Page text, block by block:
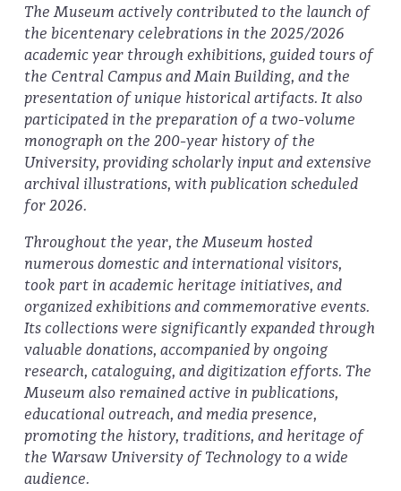
The Museum actively contributed to the launch of
the bicentenary celebrations in the 2025/2026
academic year through exhibitions, guided tours of
the Central Campus and Main Building, and the
presentation of unique historical artifacts. It also
participated in the preparation of a two-volume
monograph on the 200-year history of the
University, providing scholarly input and extensive
archival illustrations, with publication scheduled
for 2026.
Throughout the year, the Museum hosted
numerous domestic and international visitors,
took part in academic heritage initiatives, and
organized exhibitions and commemorative events.
Its collections were significantly expanded through
valuable donations, accompanied by ongoing
research, cataloguing, and digitization efforts. The
Museum also remained active in publications,
educational outreach, and media presence,
promoting the history, traditions, and heritage of
the Warsaw University of Technology to a wide
audience.